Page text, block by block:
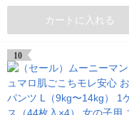
カートに入れる
10